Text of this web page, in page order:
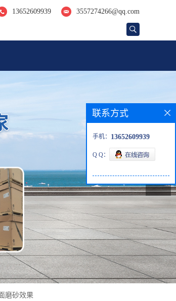
13652609939 3557274266@qq.com
磨砂效果
联系方式
手机： 13652609939
Q Q：